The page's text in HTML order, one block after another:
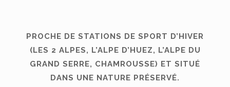
PROCHE DE STATIONS DE SPORT D’HIVER
(LES 2 ALPES, L’ALPE D’HUEZ, L’ALPE DU
GRAND SERRE, CHAMROUSSE) ET SITUÉ
DANS UNE NATURE PRÉSERVÉ.